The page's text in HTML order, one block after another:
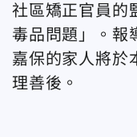
社區矯正官員的
毒品問題」。報
嘉保的家人將於
理善後。